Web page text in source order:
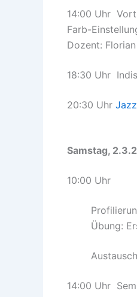
14:00 Uhr
Farb-
Dozent:
18:30 Uhr
20:30 Uhr
Samstag,
10:00 Uhr
Übung:
14:00 Uhr